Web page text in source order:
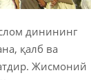
динининг
қалб ва
Жисмоний